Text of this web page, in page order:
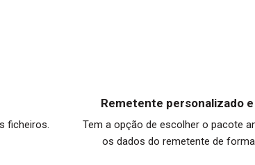
ficheiros.
Remetente personalizado
Tem a opção de escolher o pacote
os dados do remetente de